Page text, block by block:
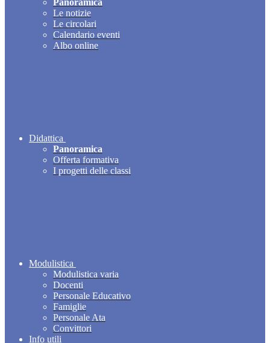
Panoramica
Le notizie
Le circolari
Calendario eventi
Albo online
Didattica
Panoramica
Offerta formativa
I progetti delle classi
Modulistica
Modulistica varia
Docenti
Personale Educativo
Famiglie
Personale Ata
Convittori
Info utili